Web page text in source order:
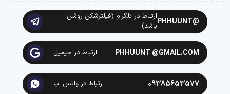
@PHHUUNT
ارتباط در تلگرام (فیلترشکن روشن
باشد)
PHHUUNT @GMAIL.COM ارتباط در جیمیل
09385653577 ارتباط در واتس اپ